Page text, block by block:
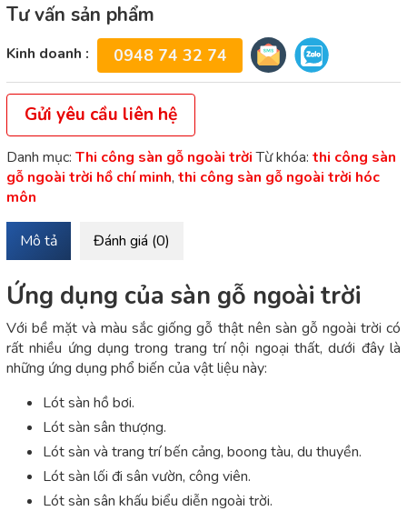
Tư vấn sản phẩm
Kinh doanh : 0948 74 32 74
Gửi yêu cầu liên hệ
Danh mục: Thi công sàn gỗ ngoài trời Từ khóa: thi công sàn
gỗ ngoài trời hồ chí minh, thi công sàn gỗ ngoài trời hóc
môn
Mô tả Đánh giá (0)
Ứng dụng của sàn gỗ ngoài trời
Với bề mặt và màu sắc giống gỗ thật nên sàn gỗ ngoài trời có
rất nhiều ứng dụng trong trang trí nội ngoại thất, dưới đây là
những ứng dụng phổ biến của vật liệu này:
Lót sàn hồ bơi.
Lót sàn sân thượng.
Lót sàn và trang trí bến cảng, boong tàu, du thuyền.
Lót sàn lối đi sân vườn, công viên.
Lót sàn sân khấu biểu diễn ngoài trời.